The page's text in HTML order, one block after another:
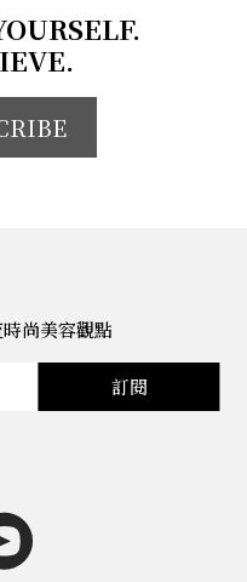
尚美容觀點
訂閱